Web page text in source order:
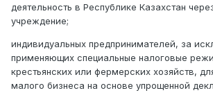
деятельность в Республике Казахстан
учреждение;
индивидуальных предпринимателей, за
применяющих специальные налоговые
крестьянских или фермерских хозяйств,
малого бизнеса на основе упрощенной